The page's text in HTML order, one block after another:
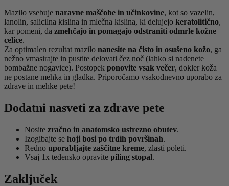
Mazilo vsebuje naravne maščobe in učinkovine, kot so vazelin,
lanolin, salicilna kislina in mlečna kislina, ki delujejo keratolitično,
kar pomeni, da zmehčajo in pomagajo odstraniti odmrle kožne
celice.
Za optimalen rezultat mazilo nanesite na čisto in osušeno kožo, ga
nežno vmasirajte in pustite delovati čez noč (lahko si nadenete
bombažne nogavice). Postopek ponovite vsak večer, dokler koža
ne postane mehka in gladka. Priporočamo vsakodnevno uporabo za
zdrave in mehke pete!
Dodatni nasveti za zdrave pete
Nosite zračno in anatomsko ustrezno obutev.
Izogibajte se hoji bosi po trdih površinah.
Redno uporabljajte zaščitne kreme, zlasti poleti.
Vsaj 1x tedensko opravite piling stopal.
Zaključek